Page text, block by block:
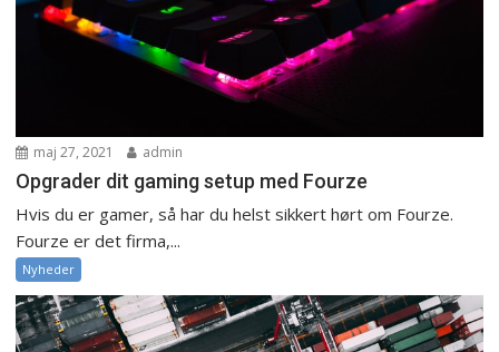
maj 27, 2021 admin
Opgrader dit gaming setup med Fourze
Hvis du er gamer, så har du helst sikkert hørt om Fourze.
Fourze er det firma,...
Nyheder